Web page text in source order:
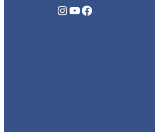
Instagram YouTube Facebook